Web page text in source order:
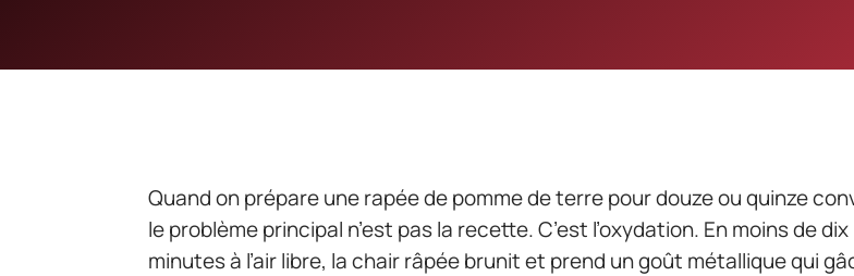
Quand on prépare une rapée de pomme de terre pour douze ou quinze
le problème principal n’est pas la recette. C’est l’oxydation. En moins de dix
minutes à l’air libre, la chair râpée brunit et prend un goût métallique qui